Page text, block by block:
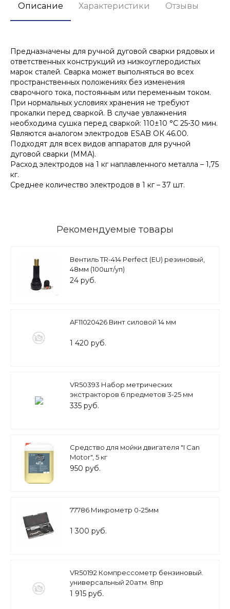
Описание Характеристики Отзывы
Предназначены для ручной дуговой сварки рядовых и
ответственных конструкций из низкоуглеродистых
марок сталей. Сварка может выполняться во всех
пространственных положениях без изменения
сварочного тока, постоянным или переменным током.
При нормальных условиях хранения не требуют
прокалки перед сваркой. В случае увлажнения
необходима сушка перед сваркой: 110±10 °С 25-30 мин.
Являются аналогом электродов ESAB ОК 46.00.
Подходят для всех видов аппаратов для ручной
дуговой сварки (ММА).
Расход электродов на 1 кг наплавленного металла – 1,75
кг.
Среднее количество электродов в 1 кг – 37 шт.
Рекомендуемые товары
Вентиль TR-414 Perfect (EU) резиновый,
48мм (100шт/уп)
24 руб.
AF11020426 Винт силовой 14 мм
1 420 руб.
VR50393 Набор метрических
экстракторов 6 предметов 3-25 мм
335 руб.
Средство для мойки двигателя "I Can
Motor", 5 кг
950 руб.
77786 Микрометр 0-25мм
1 300 руб.
VR50192 Компрессометр бензиновый.
универсальный 20атм. 8пр
1 915 руб.